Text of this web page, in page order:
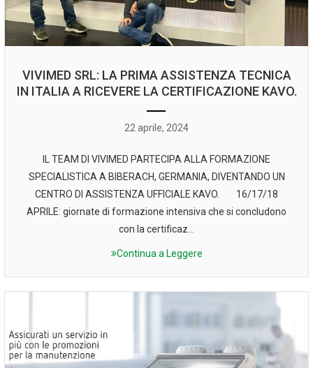
VIVIMED SRL: LA PRIMA ASSISTENZA TECNICA
IN ITALIA A RICEVERE LA CERTIFICAZIONE KAVO.
22 aprile, 2024
IL TEAM DI VIVIMED PARTECIPA ALLA FORMAZIONE
SPECIALISTICA A BIBERACH, GERMANIA, DIVENTANDO UN
CENTRO DI ASSISTENZA UFFICIALE KAVO. 16/17/18
APRILE: giornate di formazione intensiva che si concludono
con la certificaz...
Continua a Leggere